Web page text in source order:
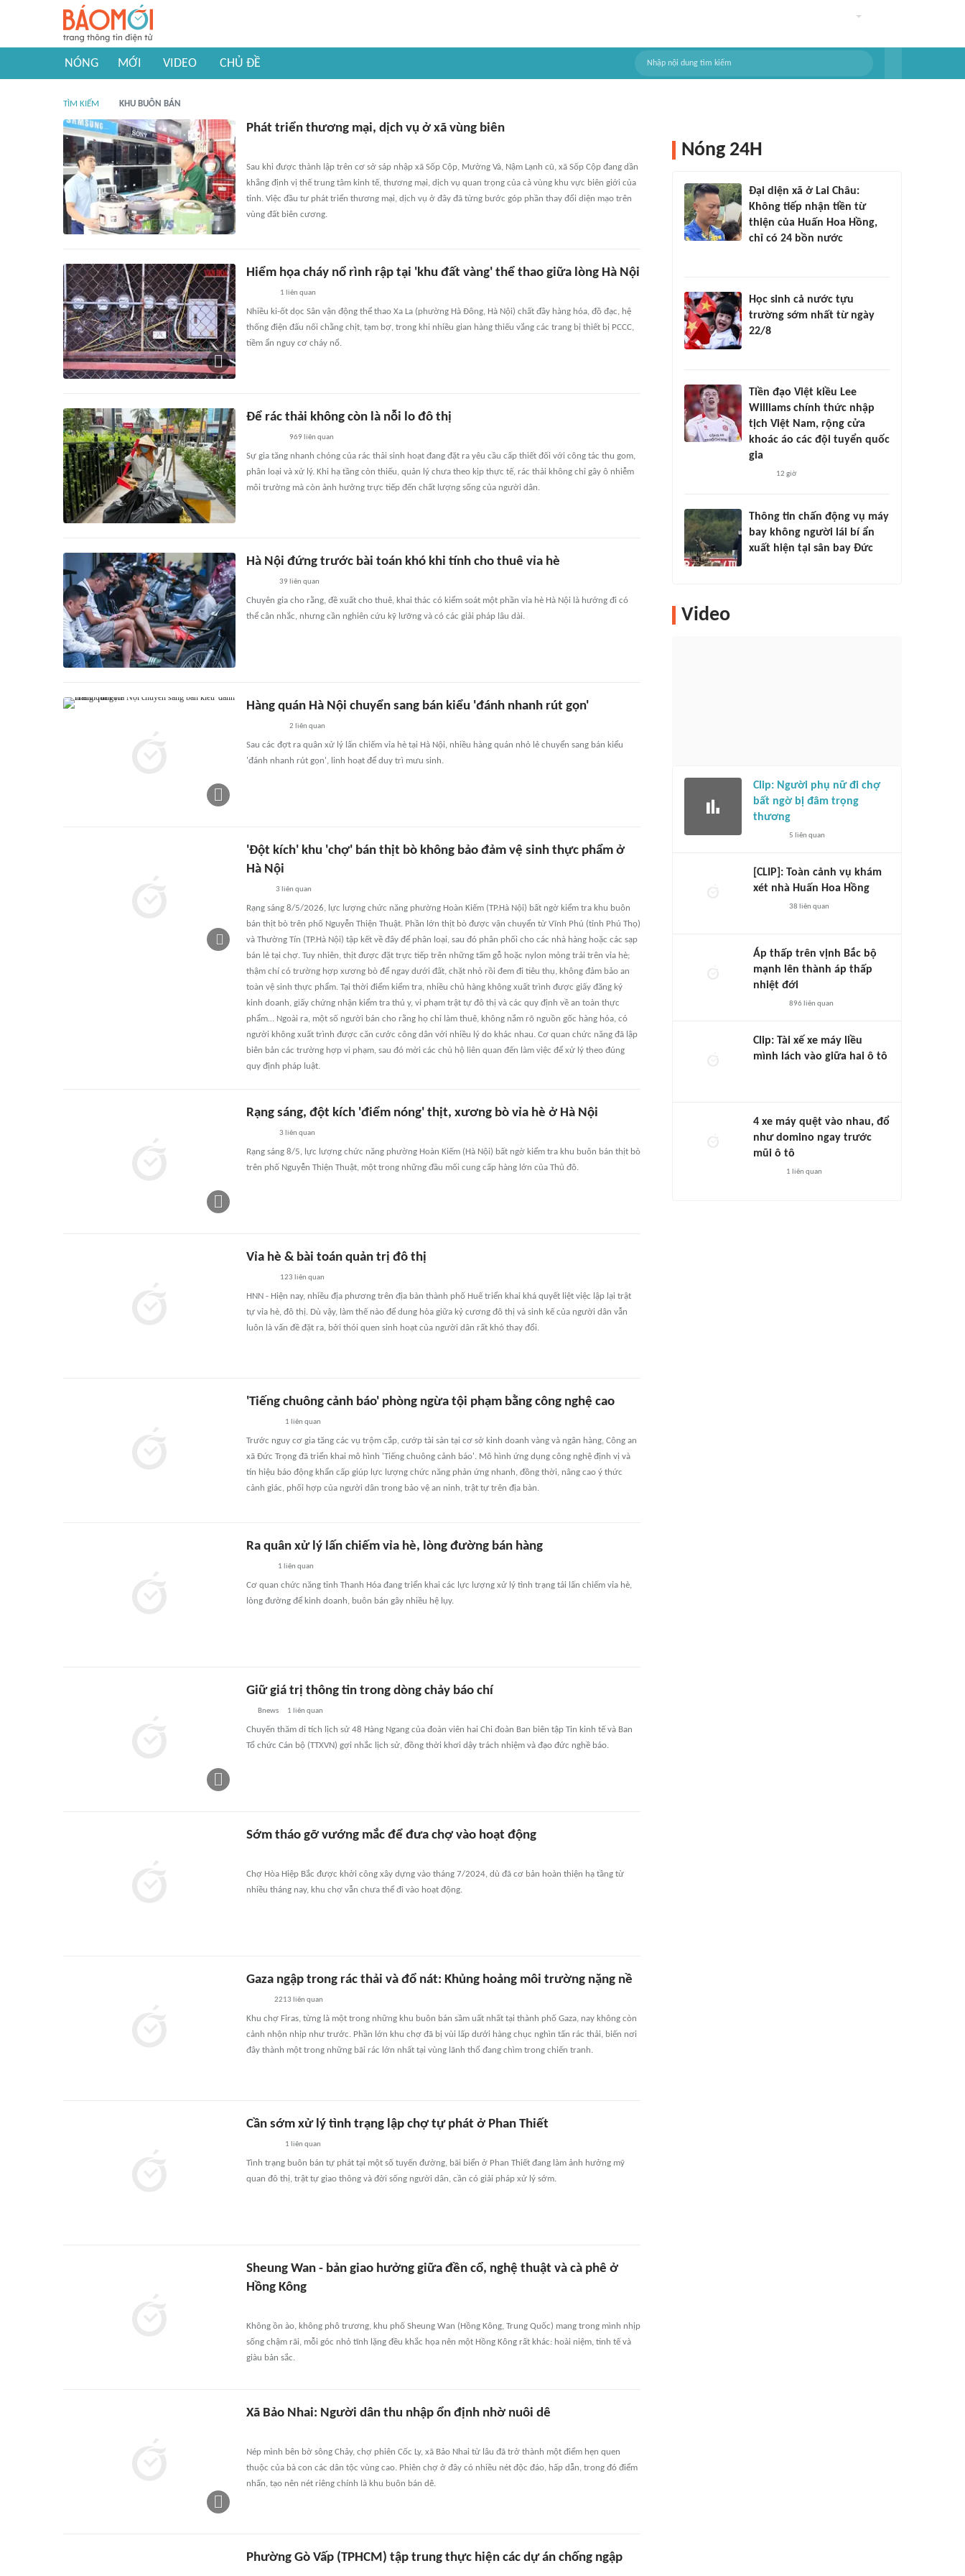
NÓNG MỚI VIDEO CHỦ ĐỀ
TÌM KIẾM KHU BUÔN BÁN
Phát triển thương mại, dịch vụ ở xã vùng biên
Sau khi được thành lập trên cơ sở sáp nhập xã Sốp Cộp, Mường Và, Nậm Lạnh cũ, xã Sốp Cộp đang dần
khẳng định vị thế trung tâm kinh tế, thương mại, dịch vụ quan trọng của cả vùng khu vực biên giới của
tỉnh. Việc đầu tư phát triển thương mại, dịch vụ ở đây đã từng bước góp phần thay đổi diện mạo trên
vùng đất biên cương.
Hiểm họa cháy nổ rình rập tại 'khu đất vàng' thể thao giữa lòng Hà Nội
1 liên quan
Nhiều ki-ốt dọc Sân vận động thể thao Xa La (phường Hà Đông, Hà Nội) chất đầy hàng hóa, đồ đạc, hệ
thống điện đấu nối chằng chịt, tạm bợ, trong khi nhiều gian hàng thiếu vắng các trang bị thiết bị PCCC,
tiềm ẩn nguy cơ cháy nổ.
Để rác thải không còn là nỗi lo đô thị
969 liên quan
Sự gia tăng nhanh chóng của rác thải sinh hoạt đang đặt ra yêu cầu cấp thiết đối với công tác thu gom,
phân loại và xử lý. Khi hạ tầng còn thiếu, quản lý chưa theo kịp thực tế, rác thải không chỉ gây ô nhiễm
môi trường mà còn ảnh hưởng trực tiếp đến chất lượng sống của người dân.
Hà Nội đứng trước bài toán khó khi tính cho thuê vỉa hè
39 liên quan
Chuyên gia cho rằng, đề xuất cho thuê, khai thác có kiểm soát một phần vỉa hè Hà Nội là hướng đi có
thể cân nhắc, nhưng cần nghiên cứu kỹ lưỡng và có các giải pháp lâu dài.
Hàng quán Hà Nội chuyển sang bán kiểu 'đánh nhanh rút gọn'
2 liên quan
Sau các đợt ra quân xử lý lấn chiếm vỉa hè tại Hà Nội, nhiều hàng quán nhỏ lẻ chuyển sang bán kiểu
'đánh nhanh rút gọn', linh hoạt để duy trì mưu sinh.
'Đột kích' khu 'chợ' bán thịt bò không bảo đảm vệ sinh thực phẩm ở
Hà Nội
3 liên quan
Rạng sáng 8/5/2026, lực lượng chức năng phường Hoàn Kiếm (TP.Hà Nội) bất ngờ kiểm tra khu buôn
bán thịt bò trên phố Nguyễn Thiện Thuật. Phần lớn thịt bò được vận chuyển từ Vĩnh Phú (tỉnh Phú Thọ)
và Thường Tín (TP.Hà Nội) tập kết về đây để phân loại, sau đó phân phối cho các nhà hàng hoặc các sạp
bán lẻ tại chợ. Tuy nhiên, thịt được đặt trực tiếp trên những tấm gỗ hoặc nylon mỏng trải trên vỉa hè;
thậm chí có trường hợp xương bò để ngay dưới đất, chặt nhỏ rồi đem đi tiêu thụ, không đảm bảo an
toàn vệ sinh thực phẩm. Tại thời điểm kiểm tra, nhiều chủ hàng không xuất trình được giấy đăng ký
kinh doanh, giấy chứng nhận kiểm tra thú y, vi phạm trật tự đô thị và các quy định về an toàn thực
phẩm… Ngoài ra, một số người bán cho rằng họ chỉ làm thuê, không nắm rõ nguồn gốc hàng hóa, có
người không xuất trình được căn cước công dân với nhiều lý do khác nhau. Cơ quan chức năng đã lập
biên bản các trường hợp vi phạm, sau đó mời các chủ hộ liên quan đến làm việc để xử lý theo đúng
quy định pháp luật.
Rạng sáng, đột kích 'điểm nóng' thịt, xương bò vỉa hè ở Hà Nội
3 liên quan
Rạng sáng 8/5, lực lượng chức năng phường Hoàn Kiếm (Hà Nội) bất ngờ kiểm tra khu buôn bán thịt bò
trên phố Nguyễn Thiện Thuật, một trong những đầu mối cung cấp hàng lớn của Thủ đô.
Vỉa hè & bài toán quản trị đô thị
123 liên quan
HNN - Hiện nay, nhiều địa phương trên địa bàn thành phố Huế triển khai khá quyết liệt việc lập lại trật
tự vỉa hè, đô thị. Dù vậy, làm thế nào để dung hòa giữa kỷ cương đô thị và sinh kế của người dân vẫn
luôn là vấn đề đặt ra, bởi thói quen sinh hoạt của người dân rất khó thay đổi.
'Tiếng chuông cảnh báo' phòng ngừa tội phạm bằng công nghệ cao
1 liên quan
Trước nguy cơ gia tăng các vụ trộm cắp, cướp tài sản tại cơ sở kinh doanh vàng và ngân hàng, Công an
xã Đức Trọng đã triển khai mô hình 'Tiếng chuông cảnh báo'. Mô hình ứng dụng công nghệ định vị và
tín hiệu báo động khẩn cấp giúp lực lượng chức năng phản ứng nhanh, đồng thời, nâng cao ý thức
cảnh giác, phối hợp của người dân trong bảo vệ an ninh, trật tự trên địa bàn.
Ra quân xử lý lấn chiếm vỉa hè, lòng đường bán hàng
1 liên quan
Cơ quan chức năng tỉnh Thanh Hóa đang triển khai các lực lượng xử lý tình trạng tái lấn chiếm vỉa hè,
lòng đường để kinh doanh, buôn bán gây nhiều hệ lụy.
Giữ giá trị thông tin trong dòng chảy báo chí
Bnews 1 liên quan
Chuyến thăm di tích lịch sử 48 Hàng Ngang của đoàn viên hai Chi đoàn Ban biên tập Tin kinh tế và Ban
Tổ chức Cán bộ (TTXVN) gợi nhắc lịch sử, đồng thời khơi dậy trách nhiệm và đạo đức nghề báo.
Sớm tháo gỡ vướng mắc để đưa chợ vào hoạt động
Chợ Hòa Hiệp Bắc được khởi công xây dựng vào tháng 7/2024, dù đã cơ bản hoàn thiện hạ tầng từ
nhiều tháng nay, khu chợ vẫn chưa thể đi vào hoạt động.
Gaza ngập trong rác thải và đổ nát: Khủng hoảng môi trường nặng nề
2213 liên quan
Khu chợ Firas, từng là một trong những khu buôn bán sầm uất nhất tại thành phố Gaza, nay không còn
cảnh nhộn nhịp như trước. Phần lớn khu chợ đã bị vùi lấp dưới hàng chục nghìn tấn rác thải, biến nơi
đây thành một trong những bãi rác lớn nhất tại vùng lãnh thổ đang chìm trong chiến tranh.
Cần sớm xử lý tình trạng lập chợ tự phát ở Phan Thiết
1 liên quan
Tình trạng buôn bán tự phát tại một số tuyến đường, bãi biển ở Phan Thiết đang làm ảnh hưởng mỹ
quan đô thị, trật tự giao thông và đời sống người dân, cần có giải pháp xử lý sớm.
Sheung Wan - bản giao hưởng giữa đền cổ, nghệ thuật và cà phê ở
Hồng Kông
Không ồn ào, không phô trương, khu phố Sheung Wan (Hồng Kông, Trung Quốc) mang trong mình nhịp
sống chậm rãi, mỗi góc nhỏ tĩnh lặng đều khắc họa nên một Hồng Kông rất khác: hoài niệm, tinh tế và
giàu bản sắc.
Xã Bảo Nhai: Người dân thu nhập ổn định nhờ nuôi dê
Nép mình bên bờ sông Chảy, chợ phiên Cốc Ly, xã Bảo Nhai từ lâu đã trở thành một điểm hẹn quen
thuộc của bà con các dân tộc vùng cao. Phiên chợ ở đây có nhiều nét độc đáo, hấp dẫn, trong đó điểm
nhấn, tạo nên nét riêng chính là khu buôn bán dê.
Phường Gò Vấp (TPHCM) tập trung thực hiện các dự án chống ngập
Nóng 24H
Đại diện xã ở Lai Châu:
Không tiếp nhận tiền từ
thiện của Huấn Hoa Hồng,
chỉ có 24 bồn nước
Học sinh cả nước tựu
trường sớm nhất từ ngày
22/8
Tiền đạo Việt kiều Lee
Williams chính thức nhập
tịch Việt Nam, rộng cửa
khoác áo các đội tuyển quốc
gia
12 giờ
Thông tin chấn động vụ máy
bay không người lái bí ẩn
xuất hiện tại sân bay Đức
Video
Clip: Người phụ nữ đi chợ
bất ngờ bị đâm trọng
thương
5 liên quan
[CLIP]: Toàn cảnh vụ khám
xét nhà Huấn Hoa Hồng
38 liên quan
Áp thấp trên vịnh Bắc bộ
mạnh lên thành áp thấp
nhiệt đới
896 liên quan
Clip: Tài xế xe máy liều
mình lách vào giữa hai ô tô
4 xe máy quệt vào nhau, đổ
như domino ngay trước
mũi ô tô
1 liên quan